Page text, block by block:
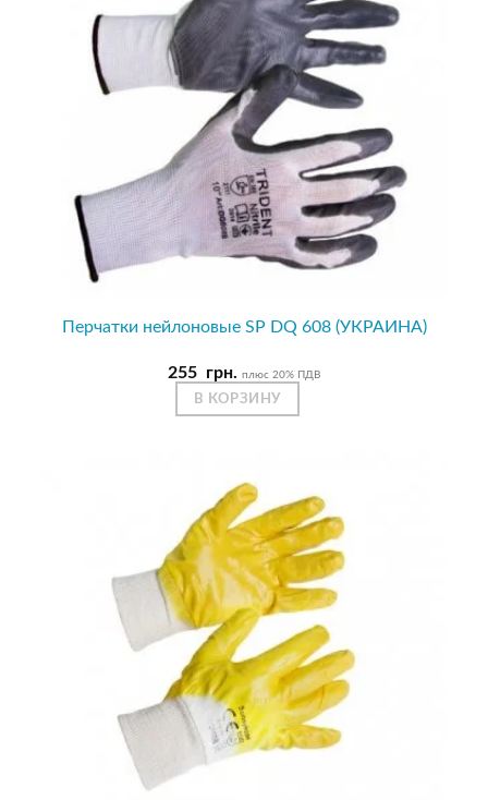
Перчатки нейлоновые SP DQ 608 (УКРАИНА)
255 грн. плюс 20% ПДВ
В КОРЗИНУ